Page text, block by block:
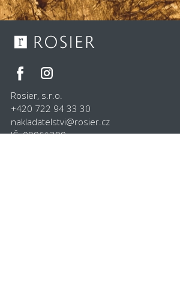
Rosier, s.r.o.
+420 722 94 33 30
nakladatelstvi@rosier.cz
IČ: 09961399